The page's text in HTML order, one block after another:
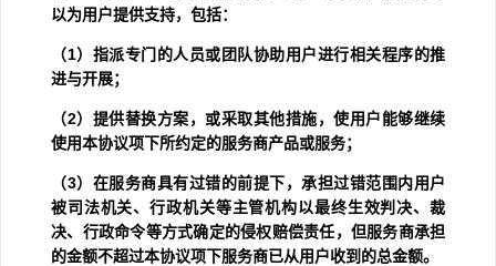
以为用户提供支持，包括：
（1）指派专门的人员或团队协助用户进行相关程序的推
进与开展；
（2）提供替换方案，或采取其他措施，使用户能够继续
使用本协议项下所约定的服务商产品或服务；
（3）在服务商具有过错的前提下，承担过错范围内用户
被司法机关、行政机关等主管机构以最终生效判决、裁
决、行政命令等方式确定的侵权赔偿责任，但服务商承担
的金额不超过本协议项下服务商已从用户收到的总金额。